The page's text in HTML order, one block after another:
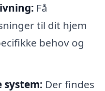
Få
til dit hjem
behov og
system: Der findes